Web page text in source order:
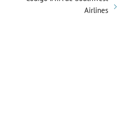
Airlines